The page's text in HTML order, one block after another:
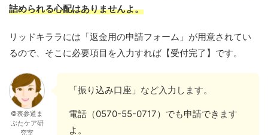
詰められる心配はありませんよ。
リッドキララには「返金用の申請フォーム」が用意されてい
るので、そこに必要項目を入力すれば【受付完了】です。
©表参道ま
ぶたケア研
究室
「振り込み口座」など入力します。
電話（0570-55-0717）でも申請できます
よ。